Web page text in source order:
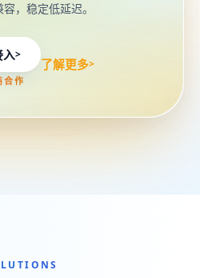
，稳定低延迟。
入>
合作
了解更多>